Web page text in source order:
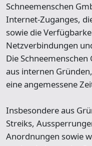
Schneemenschen
Internet-Zuganges,
sowie die
Netzverbindungen
Die
aus internen
eine angemessene
Insbesondere aus
Streiks,
Anordnungen sowie